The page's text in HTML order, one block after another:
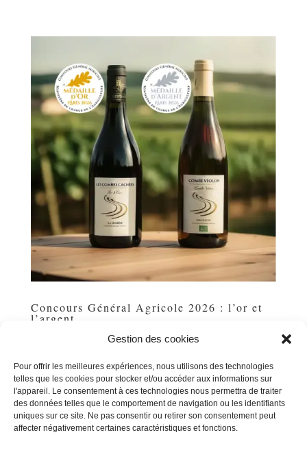
Gestion des cookies
Pour offrir les meilleures expériences, nous utilisons des technologies
telles que les cookies pour stocker et/ou accéder aux informations sur
l'appareil. Le consentement à ces technologies nous permettra de traiter
des données telles que le comportement de navigation ou les identifiants
uniques sur ce site. Ne pas consentir ou retirer son consentement peut
affecter négativement certaines caractéristiques et fonctions.
Concours Général Agricole 2026 : l’or et
l’argent
distinctions : le Concours Général Agricole 2026 vient de
récompenser notre Domaine pour la 5ᵉ année
consécutive ! 🥇 Médaille d’or pour notre Cru La
Livinière Les Trois Écus et 🥈 médaille...